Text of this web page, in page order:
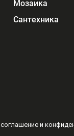
Мозаика
Сантехника
и